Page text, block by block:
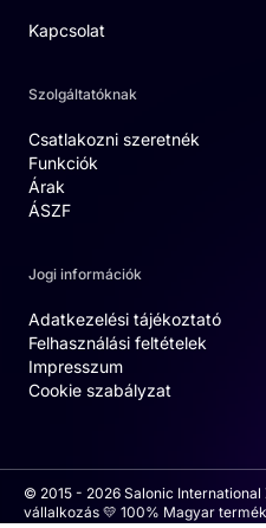
Kapcsolat
Szolgáltatóknak
Csatlakozni szeretnék
Funkciók
Árak
ÁSZF
Jogi információk
Adatkezelési tájékoztató
Felhasználási feltételek
Impresszum
Cookie szabályzat
© 2015 - 2026 Salonic
vállalkozás 💛 100% Magyar termék